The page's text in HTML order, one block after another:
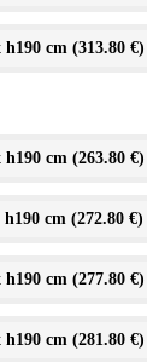
h190 cm (313.80 €)
h190 cm (263.80 €)
cm (272.80 €)
h190 cm (277.80 €)
h190 cm (281.80 €)